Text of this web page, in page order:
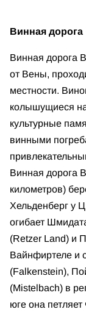
Винная
Винная дорога
от Вены,
местности.
колышущиеся
культурные
винными
Винная дорога
километров)
Хельденберг у
огибает
(Retzer Land) и
Вайнфиртеле и
(Falkenstein),
(Mistelbach) в
юге она